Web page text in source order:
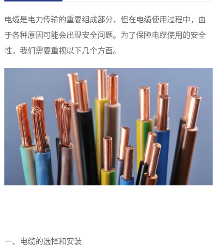
电缆是电力传输的重要组成部分，但在电缆使用过程中，由
于各种原因可能会出现安全问题。为了保障电缆使用的安全
性，我们需要重视以下几个方面。
一、电缆的选择和安装